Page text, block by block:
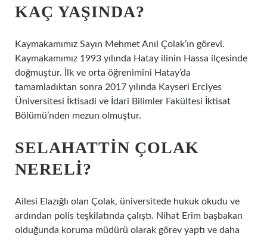
KAÇ YAŞINDA?
Kaymakamımız Sayın Mehmet Anıl Çolak’ın görevi.
Kaymakamımız 1993 yılında Hatay ilinin Hassa ilçesinde
doğmuştur. İlk ve orta öğrenimini Hatay’da
tamamladıktan sonra 2017 yılında Kayseri Erciyes
Üniversitesi İktisadi ve İdari Bilimler Fakültesi İktisat
Bölümü’nden mezun olmuştur.
SELAHATTIN ÇOLAK
NERELI?
Ailesi Elazığlı olan Çolak, üniversitede hukuk okudu ve
ardından polis teşkilatında çalıştı. Nihat Erim başbakan
olduğunda koruma müdürü olarak görev yaptı ve daha